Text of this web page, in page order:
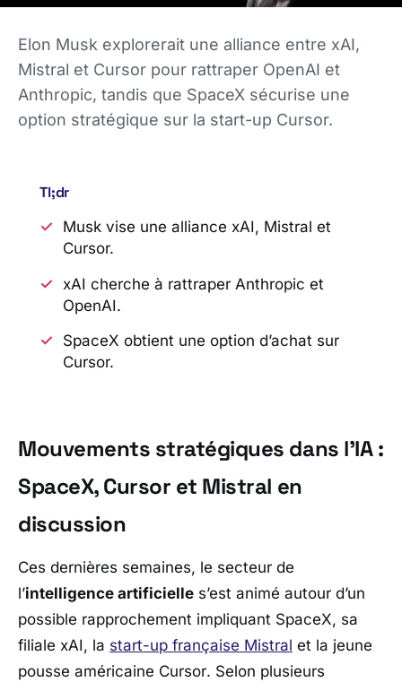
Elon Musk explorerait une alliance entre xAI,
Mistral et Cursor pour rattraper OpenAI et
Anthropic, tandis que SpaceX sécurise une
option stratégique sur la start-up Cursor.
Tl;dr
Musk vise une alliance xAI, Mistral et
Cursor.
xAI cherche à rattraper Anthropic et
OpenAI.
SpaceX obtient une option d’achat sur
Cursor.
Mouvements stratégiques dans l’IA :
SpaceX, Cursor et Mistral en
discussion
Ces dernières semaines, le secteur de
l’intelligence artificielle s’est animé autour d’un
possible rapprochement impliquant SpaceX, sa
filiale xAI, la start-up française Mistral et la jeune
pousse américaine Cursor. Selon plusieurs